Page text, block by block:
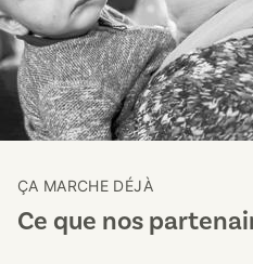
ÇA MARCHE DÉJÀ
Ce que nos